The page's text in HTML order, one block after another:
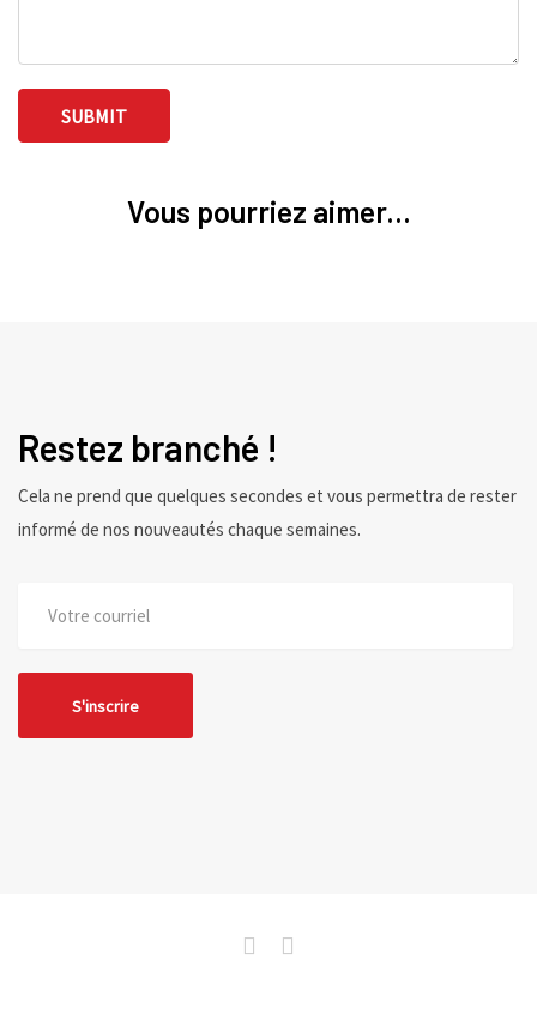
Vous pourriez aimer...
Restez branché !
Cela ne prend que quelques secondes et vous permettra de rester
informé de nos nouveautés chaque semaines.